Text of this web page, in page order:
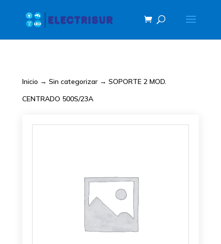
Inicio → Sin categorizar→ SOPORTE 2 MOD.
CENTRADO 500S/23A